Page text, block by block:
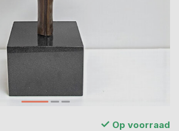
Op voorraad